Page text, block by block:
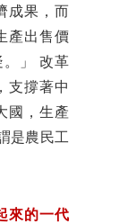
成果，而
產出售價
。」 改革
支撐著中
國，生產
是農民工
來的一代